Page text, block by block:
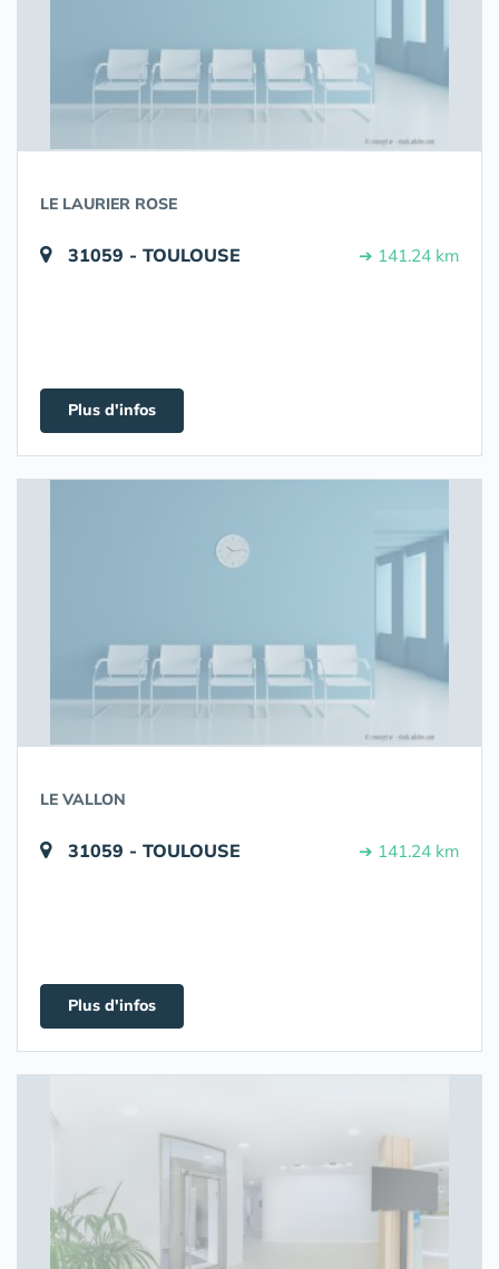
LE LAURIER ROSE
31059 - TOULOUSE ➔ 141.24 km
Plus d'infos
LE VALLON
31059 - TOULOUSE ➔ 141.24 km
Plus d'infos